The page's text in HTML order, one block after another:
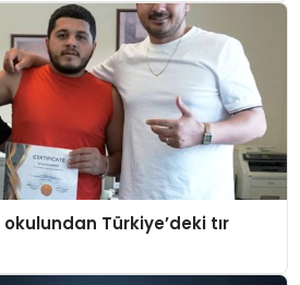
Türkiye’deki tır